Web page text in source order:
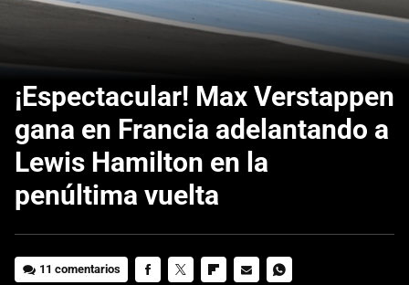
¡Espectacular! Max Verstappen
gana en Francia adelantando a
Lewis Hamilton en la
penúltima vuelta
11 comentarios